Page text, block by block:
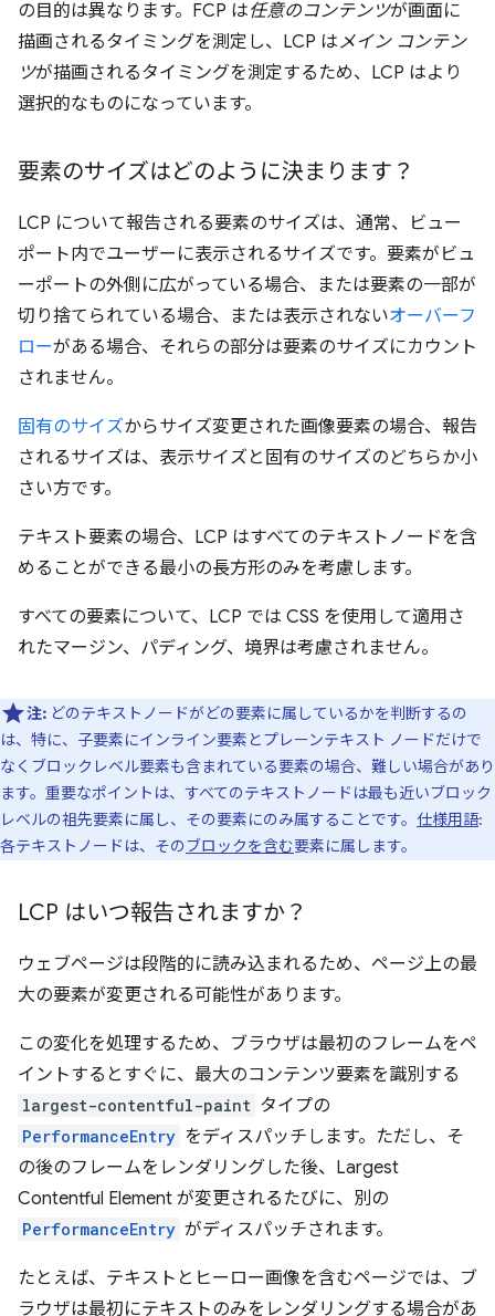
の目的は異なります。FCP は任意のコンテンツが画面に
描画されるタイミングを測定し、LCP はメイン コンテン
ツが描画されるタイミングを測定するため、LCP はより
選択的なものになっています。
要素のサイズはどのように決まります？
LCP について報告される要素のサイズは、通常、ビュー
ポート内でユーザーに表示されるサイズです。要素がビュ
ーポートの外側に広がっている場合、または要素の一部が
切り捨てられている場合、または表示されないオーバーフ
ローがある場合、それらの部分は要素のサイズにカウント
されません。
固有のサイズからサイズ変更された画像要素の場合、報告
されるサイズは、表示サイズと固有のサイズのどちらか小
さい方です。
テキスト要素の場合、LCP はすべてのテキストノードを含
めることができる最小の長方形のみを考慮します。
すべての要素について、LCP では CSS を使用して適用さ
れたマージン、パディング、境界は考慮されません。
注: どのテキストノードがどの要素に属しているかを判断するの
は、特に、子要素にインライン要素とプレーンテキスト ノードだけで
なくブロックレベル要素も含まれている要素の場合、難しい場合があり
ます。重要なポイントは、すべてのテキストノードは最も近いブロック
レベルの祖先要素に属し、その要素にのみ属することです。 仕様用語:
各テキストノードは、そのブロックを含む要素に属します。
LCP はいつ報告されますか？
ウェブページは段階的に読み込まれるため、ページ上の最
大の要素が変更される可能性があります。
この変化を処理するため、ブラウザは最初のフレームをペ
イントするとすぐに、最大のコンテンツ要素を識別する
largest-contentful-paint タイプの
PerformanceEntry をディスパッチします。ただし、そ
の後のフレームをレンダリングした後、Largest
Contentful Element が変更されるたびに、別の
PerformanceEntry がディスパッチされます。
たとえば、テキストとヒーロー画像を含むページでは、ブ
ラウザは最初にテキストのみをレンダリングする場合があ